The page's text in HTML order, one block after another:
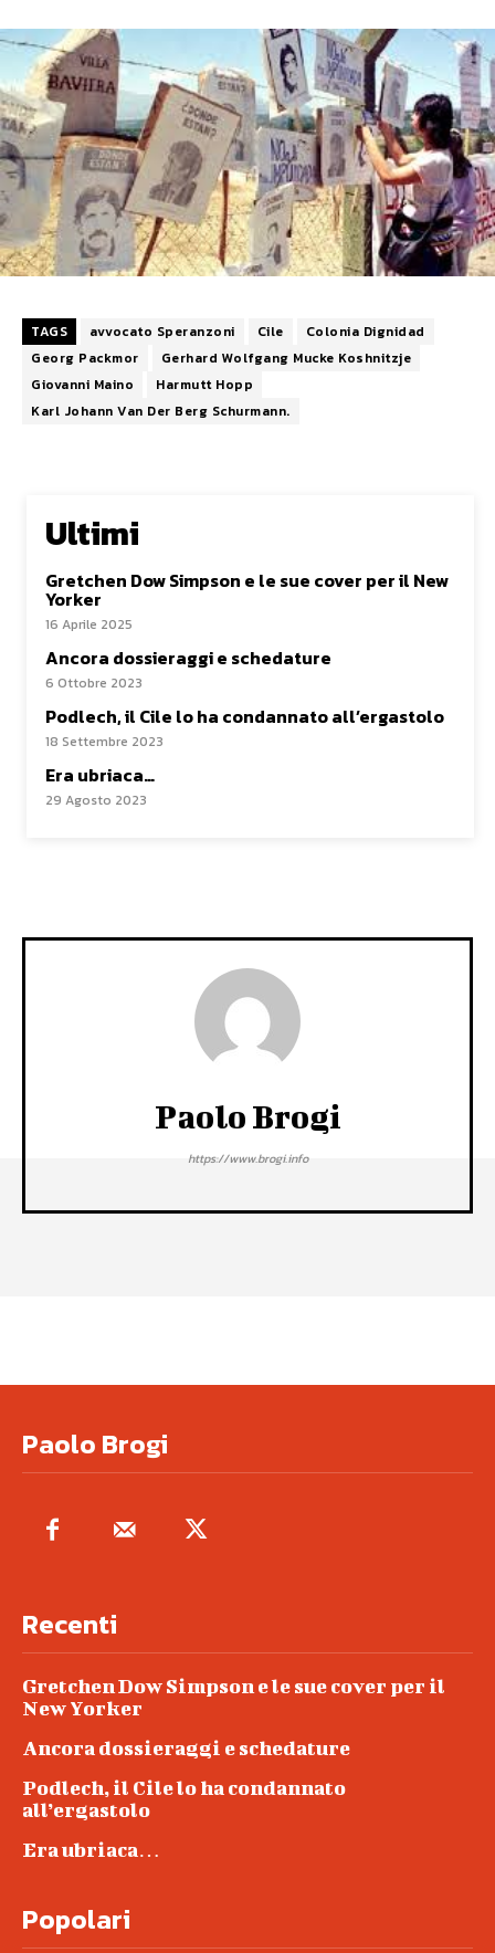
TAGS avvocato Speranzoni Cile
Colonia Dignidad
Georg Packmor
Gerhard Wolfgang Mucke Koshnitzje
Giovanni Maino
Harmutt Hopp
Karl Johann Van Der Berg Schurmann.
Ultimi
Gretchen Dow Simpson e le sue cover per il New
Yorker
16 Aprile 2025
Ancora dossieraggi e schedature
6 Ottobre 2023
Podlech, il Cile lo ha condannato all’ergastolo
18 Settembre 2023
Era ubriaca…
29 Agosto 2023
Paolo Brogi
https://www.brogi.info
Paolo Brogi
Recenti
Gretchen Dow Simpson e le sue cover per il
New Yorker
Ancora dossieraggi e schedature
Podlech, il Cile lo ha condannato
all’ergastolo
Era ubriaca…
Popolari